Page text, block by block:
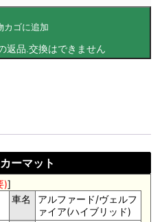
カゴに追加
ーマット
)]
車名
アルファード/ヴェルフ
ァイア(ハイブリッド)